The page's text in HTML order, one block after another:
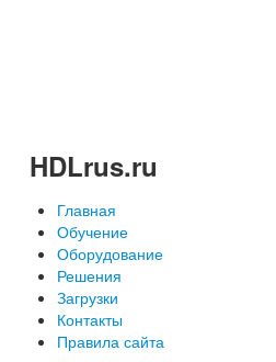
HDLrus.ru
Главная
Обучение
Оборудование
Решения
Загрузки
Контакты
Правила сайта